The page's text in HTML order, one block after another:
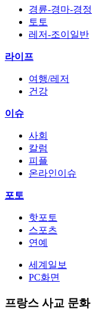
경륜-경마-경정
토토
레저-조이일반
라이프
여행/레저
건강
이슈
사회
칼럼
피플
온라인이슈
포토
핫포토
스포츠
연예
세계일보
PC화면
프랑스 사교 문